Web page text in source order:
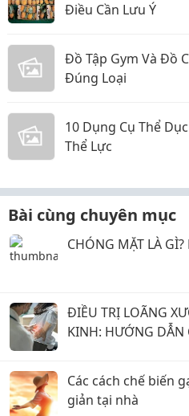
Điều Cần Lưu Ý
Đồ Tập Gym Và Đồ
Đúng Loại
10 Dụng Cụ Thể
Thể Lực
Bài cùng chuyên mục
CHÓNG MẶT LÀ
ĐIỀU TRỊ LOÃNG
KINH: HƯỚNG DẪN
Các cách chế biến
giản tại nhà